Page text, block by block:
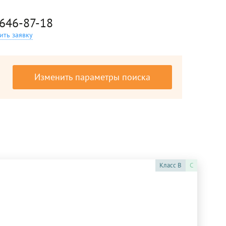
87-18
заявку
Изменить параметры поиска
Класс B C